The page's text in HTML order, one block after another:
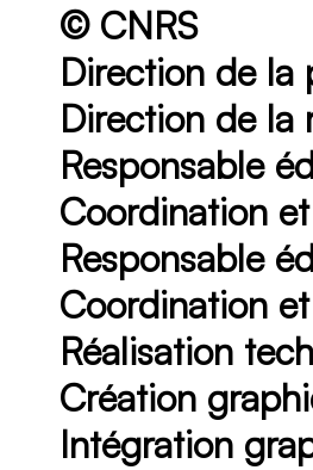
© CNRS
Direction de la
Direction de la
Responsable
Coordination
Responsable
Coordination
Réalisation
Création
Intégration